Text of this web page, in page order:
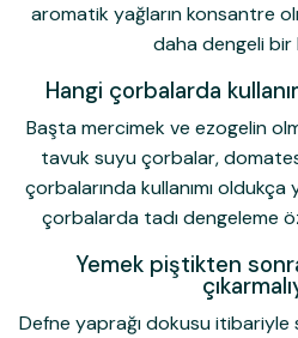
aromatik yağların konsantre
daha dengeli bir
Hangi çorbalarda
Başta mercimek ve ezogelin
tavuk suyu çorbalar,
çorbalarında kullanımı oldukça
çorbalarda tadı dengeleme
Yemek piştikten
Defne yaprağı dokusu